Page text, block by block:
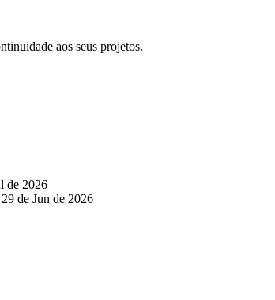
aos seus projetos.
de 2026
de Jun de 2026